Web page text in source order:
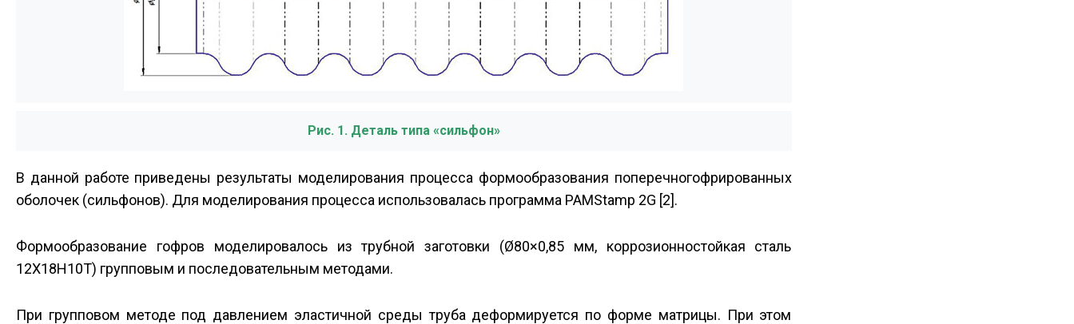
Рис. 1. Деталь типа «сильфон»
В данной работе приведены результаты моделирования процесса формообразования поперечно­гофрированных
оболочек (сильфонов). Для моделирования процесса использовалась программа PAM­Stamp 2G [2].
Формообразование гофров моделировалось из трубной заготовки (Ø80×0,85 мм, коррозионностойкая сталь
12Х18Н10Т) групповым и последовательным методами.
При групповом методе под давлением эластичной среды труба деформируется по форме матрицы. При этом